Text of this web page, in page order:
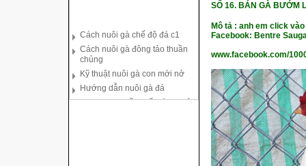
chủng
Kỹ thuật nuôi gà con mới nở
Hướng dẫn nuôi gà đá
Tại sao bạn cần biết cách nuôi
gà chọi ?
Cách điều trị bệnh sổ mũi cho
SỐ 16. BÁN GÀ BƯỚM
Mô tả : anh em click
Facebook: Bentre
www.facebook.com/